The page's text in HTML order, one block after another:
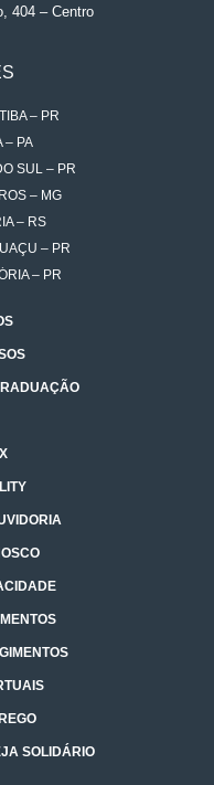
404 – Centro
– PR
– PA
SUL – PR
– MG
– RS
– PR
– PR
SOLIDÁRIO